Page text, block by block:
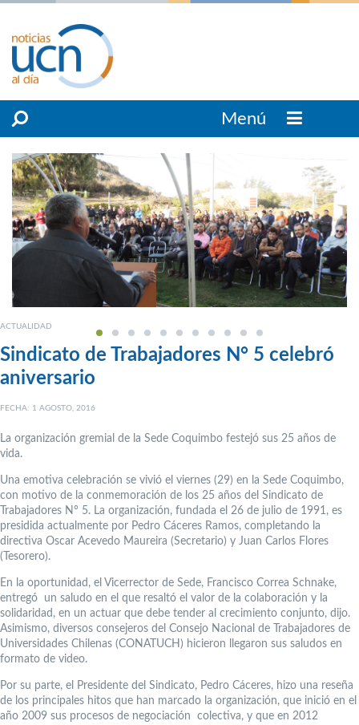
Menú
ACTUALIDAD
Sindicato de Trabajadores N° 5 celebró
aniversario
FECHA: 1 AGOSTO, 2016
La organización gremial de la Sede Coquimbo festejó sus 25 años de
vida.
Una emotiva celebración se vivió el viernes (29) en la Sede Coquimbo,
con motivo de la conmemoración de los 25 años del Sindicato de
Trabajadores N° 5. La organización, fundada el 26 de julio de 1991, es
presidida actualmente por Pedro Cáceres Ramos, completando la
directiva Oscar Acevedo Maureira (Secretario) y Juan Carlos Flores
(Tesorero).
En la oportunidad, el Vicerrector de Sede, Francisco Correa Schnake,
entregó un saludo en el que resaltó el valor de la colaboración y la
solidaridad, en un actuar que debe tender al crecimiento conjunto, dijo.
Asimismo, diversos consejeros del Consejo Nacional de Trabajadores de
Universidades Chilenas (CONATUCH) hicieron llegaron sus saludos en
formato de video.
Por su parte, el Presidente del Sindicato, Pedro Cáceres, hizo una reseña
de los principales hitos que han marcado la organización, que inició en el
año 2009 sus procesos de negociación colectiva, y que en 2012